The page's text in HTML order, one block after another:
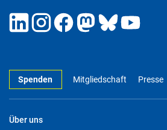
Spenden Mitgliedschaft Presse
Über uns